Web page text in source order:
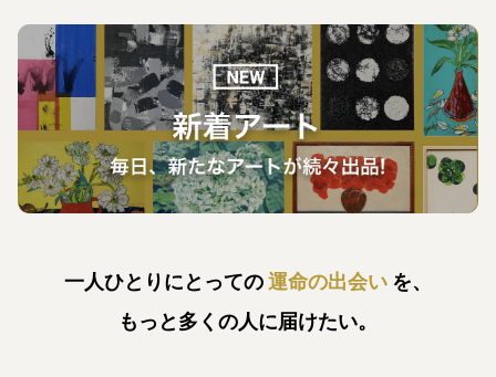
一人ひとりにとっての運命の出会い を、
もっと多くの人に届けたい。